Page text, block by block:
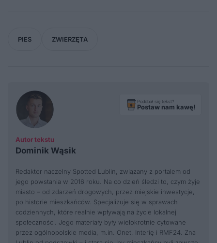
PIES ZWIERZĘTA
Autor tekstu
Dominik Wąsik
Podobał się tekst?
Postaw nam kawę!
Redaktor naczelny Spotted Lublin, związany z portalem od
jego powstania w 2016 roku. Na co dzień śledzi to, czym żyje
miasto – od zdarzeń drogowych, przez miejskie inwestycje,
po historie mieszkańców. Specjalizuje się w sprawach
codziennych, które realnie wpływają na życie lokalnej
społeczności. Jego materiały były wielokrotnie cytowane
przez ogólnopolskie media, m.in. Onet, Interię i RMF24. Zna